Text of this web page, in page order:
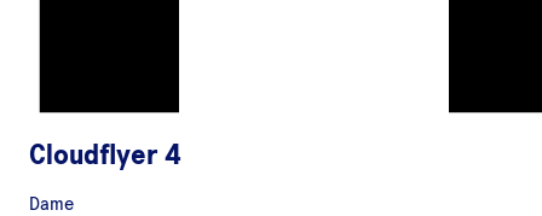
Cloudflyer 4
Dame